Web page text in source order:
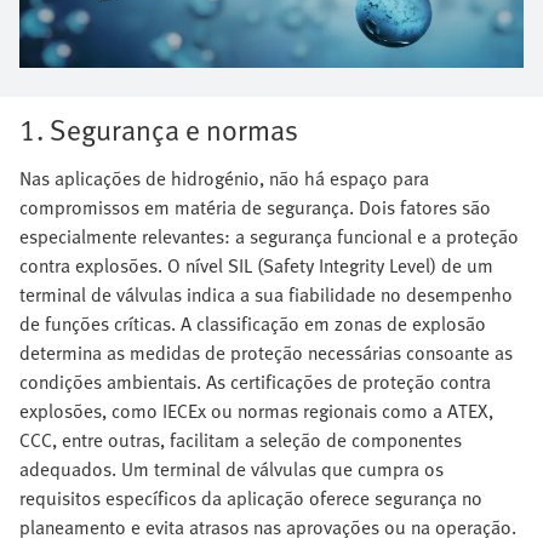
1. Segurança e normas
Nas aplicações de hidrogénio, não há espaço para
compromissos em matéria de segurança. Dois fatores são
especialmente relevantes: a segurança funcional e a proteção
contra explosões. O nível SIL (Safety Integrity Level) de um
terminal de válvulas indica a sua fiabilidade no desempenho
de funções críticas. A classificação em zonas de explosão
determina as medidas de proteção necessárias consoante as
condições ambientais. As certificações de proteção contra
explosões, como IECEx ou normas regionais como a ATEX,
CCC, entre outras, facilitam a seleção de componentes
adequados. Um terminal de válvulas que cumpra os
requisitos específicos da aplicação oferece segurança no
planeamento e evita atrasos nas aprovações ou na operação.